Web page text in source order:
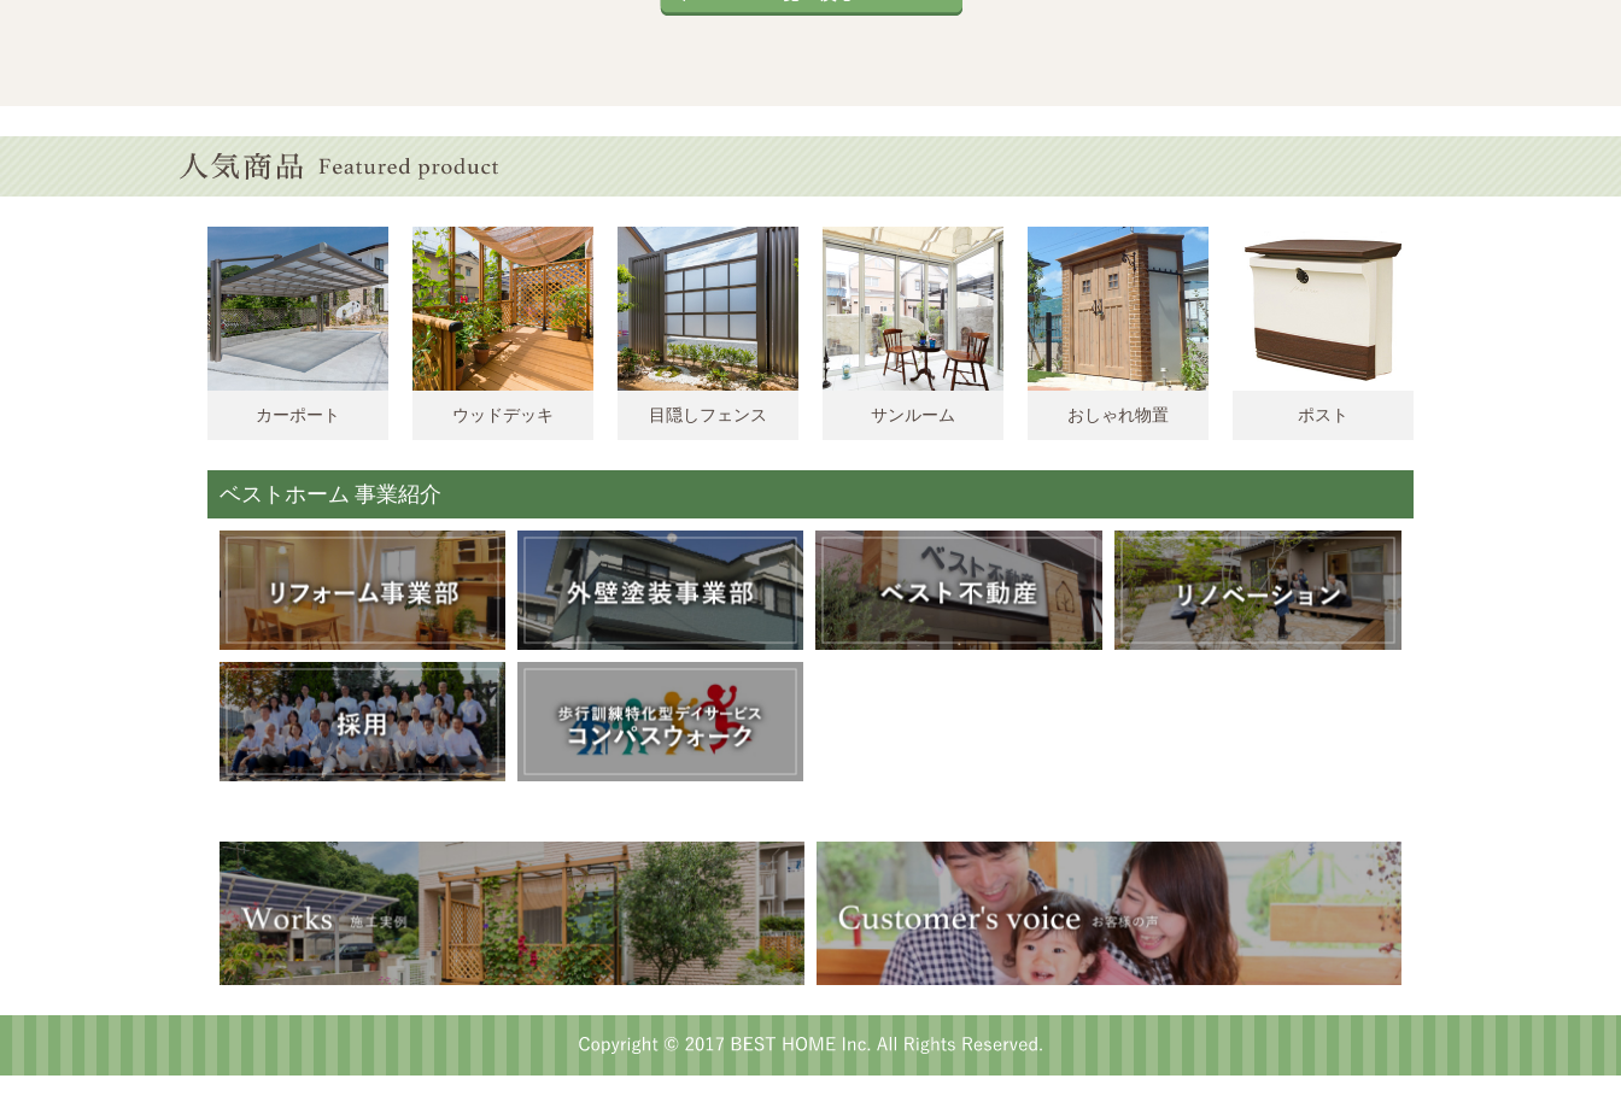
カーポート ウッドデッキ 目隠しフェンス サンルーム おしゃれ物置 ポスト
ベストホーム 事業紹介